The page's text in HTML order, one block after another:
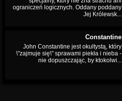
ograniczeń logicznych. Oddany poddany
Jej Królewsk...
Constantine
John Constantine jest okultystą, który
\"zajmuje się\" sprawami piekła i nieba -
nie dopuszczając, by ktokolwi...